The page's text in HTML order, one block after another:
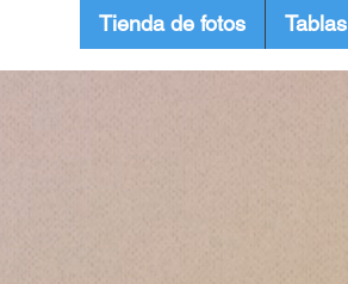
Tienda de fotos Tablas